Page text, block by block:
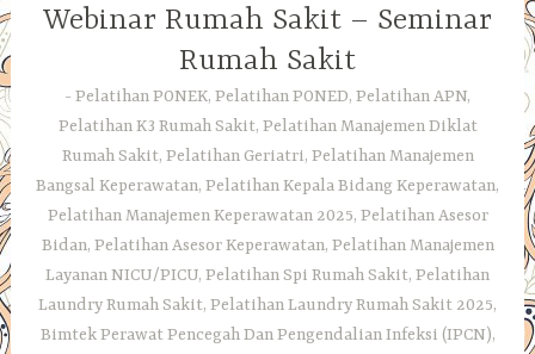
Webinar Rumah Sakit – Seminar
Rumah Sakit
Pelatihan PONEK, Pelatihan PONED, Pelatihan APN,
Pelatihan K3 Rumah Sakit, Pelatihan Manajemen Diklat
Rumah Sakit, Pelatihan Geriatri, Pelatihan Manajemen
Bangsal Keperawatan, Pelatihan Kepala Bidang Keperawatan,
Pelatihan Manajemen Keperawatan 2025, Pelatihan Asesor
Bidan, Pelatihan Asesor Keperawatan, Pelatihan Manajemen
Layanan NICU/PICU, Pelatihan Spi Rumah Sakit, Pelatihan
Laundry Rumah Sakit, Pelatihan Laundry Rumah Sakit 2025,
Bimtek Perawat Pencegah Dan Pengendalian Infeksi (IPCN),